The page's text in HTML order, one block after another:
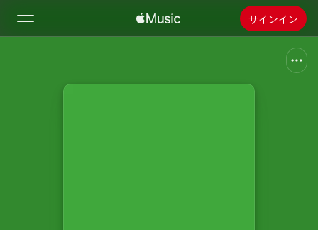
サインイン